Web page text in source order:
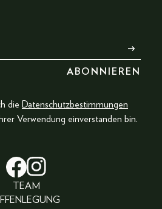
die Datenschutzbestimmungen
Verwendung einverstanden bin.
TEAM